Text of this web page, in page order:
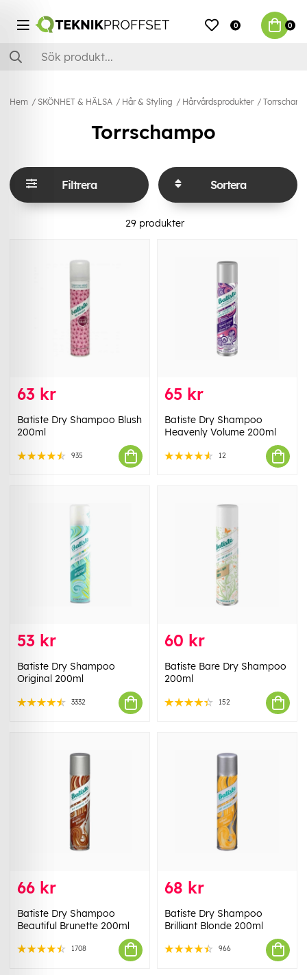
0 0
Hem SKÖNHET & HÄLSA Hår & Styling Hårvårdsprodukter
Torrschampo
Filtrera Sortera
29 produkter
63 kr
Batiste Dry Shampoo Blush
200ml
935
65 kr
Batiste Dry Shampoo
Heavenly Volume 200ml
12
53 kr
Batiste Dry Shampoo
Original 200ml
3332
60 kr
Batiste Bare Dry Shampoo
200ml
152
66 kr
Batiste Dry Shampoo
Beautiful Brunette 200ml
1708
68 kr
Batiste Dry Shampoo
Brilliant Blonde 200ml
966